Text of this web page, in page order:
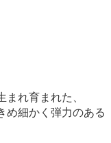
れ育まれた、
め細かく弾力のある